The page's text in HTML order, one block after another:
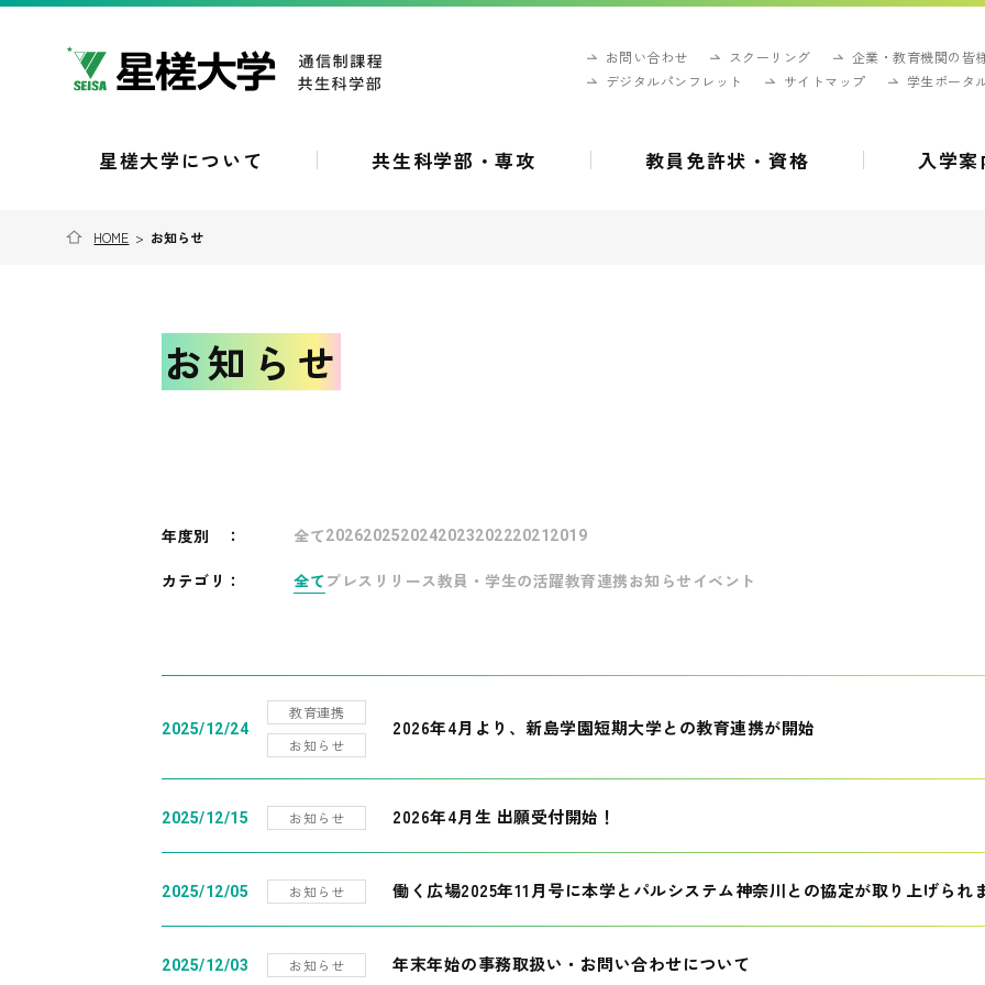
お問い合わせ スクーリング
企業・教育機関の皆
デジタルパンフレット
サイトマップ 学生ポータ
星槎大学について 共生科学部・専攻 教員免許状・資格 入学案
HOME > お知らせ
お知らせ
年度別 ： 全て202620252024202320222021 2019
カテゴリ： 全て プレスリリース教員・学生の活躍教育連携お知らせ イベント
2025/12/24
教育連携
お知らせ
2026年4月より、新島学園短期大学との教育連携が開始
2025/12/15 お知らせ 2026年4月生 出願受付開始！
2025/12/05 お知らせ 働く広場2025年11月号に本学とパルシステム神奈川との協定が取り上げられ
2025/12/03 お知らせ 年末年始の事務取扱い・お問い合わせについて